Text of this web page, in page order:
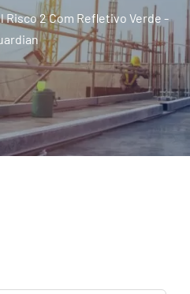
Risco 2 Com Refletivo Verde -